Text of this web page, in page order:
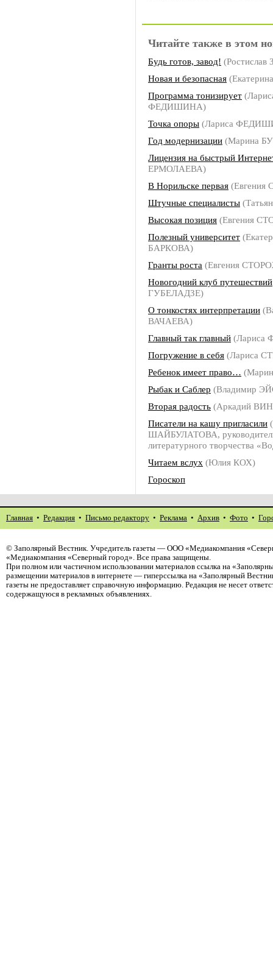
Читайте также в этом
Будь готов, завод!
Новая и безопасная
Программа тонизирует
ФЕДИШИНА)
Точка опоры (Лариса
Год модернизации (Марина
Лицензия на быстрый
ЕРМОЛАЕВА)
В Норильске первая
Штучные специалисты
Высокая позиция (Евгения
Полезный университет
БАРКОВА)
Гранты роста (Евгения
Новогодний клуб путешествий
ГУБЕЛАДЗЕ)
О тонкостях интерпретации
ВАЧАЕВА)
Главный так главный
Погружение в себя (Лариса
Ребенок имеет право…
Рыбак и Саблер (Владимир
Вторая радость (Аркадий
Писатели на кашу пригласили
ШАЙБУЛАТОВА,
литературного творчества
Читаем вслух (Юлия КОХ)
Гороскоп
Главная • Редакция • Письмо редактору • Реклама • Архив • Фото •
© Заполярный Вестник. Учредитель газеты — ООО «Медиакомпания
«Медиакомпания «Северный город». Все права защищены.
При полном или частичном использовании материалов ссылка на
размещении материалов в интернете — гиперссылка на «Заполярный
газеты не предоставляет справочную информацию. Редакция не несет
содержащуюся в рекламных объявлениях.